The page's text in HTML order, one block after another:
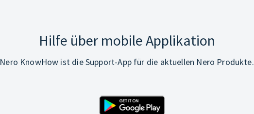
Hilfe über mobile Applikation
Nero KnowHow ist die Support-App für die aktuellen Nero Produkte.